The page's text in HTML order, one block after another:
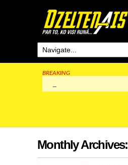
BREAKING
Monthly Archives: